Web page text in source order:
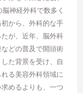
神経外科で数多く
から、外科的な⼿
が、近年、脳外科
どの普及で開頭術
た背景を受け、⾃
る美容外科領域に
めるよりも、⼀つ